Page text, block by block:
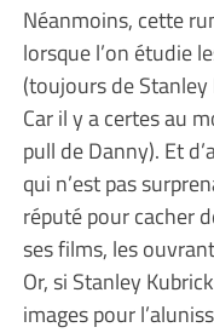
Néanmoins, cette
lorsque l’on étudie
(toujours de Stanley
Car il y a certes au
pull de Danny). Et
qui n’est pas
réputé pour cacher
ses films, les
Or, si Stanley
images pour